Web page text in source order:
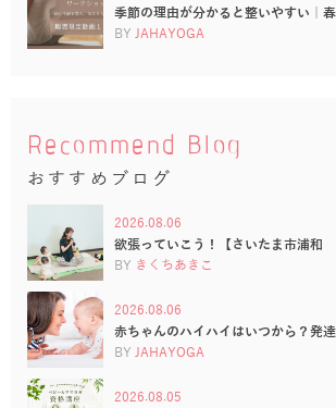
季節の理由が分かると整いやすい｜
BY JAHAYOGA
Recommend Blog
おすすめブログ
2026.08.06
欲張っていこう！【さいたま市浦和
BY きくちあきこ
2026.08.06
赤ちゃんのハイハイはいつから？発
BY JAHAYOGA
2026.08.05